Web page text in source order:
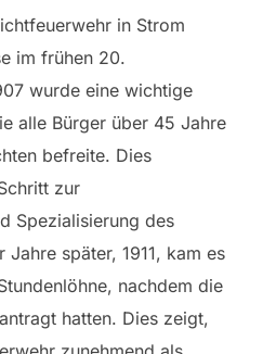
in Strom
im frühen 20.
wurde eine wichtige
alle Bürger über 45 Jahre
befreite. Dies
zur
Spezialisierung des
Jahre später, 1911, kam es
nachdem die
hatten. Dies zeigt,